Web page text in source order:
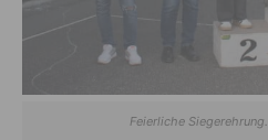
Feierliche